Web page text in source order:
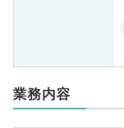
業務内容